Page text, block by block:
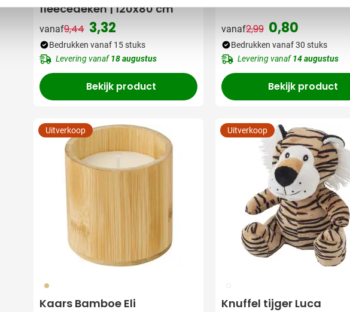
fleecedeken | 120x80 cm
vanaf
Normale prijs
9,44 3,32
Bedrukken vanaf 15 stuks
Levering vanaf18 augustus
Bekijk product
vanaf
Normale prijs
2,99 0,80
Bedrukken vanaf 30 stuks
Levering vanaf14 augustus
Bekijk product
011
Kaars Bamboe Eli
Uitverkoop
009
Knuffel tijger Luca
Uitverkoop